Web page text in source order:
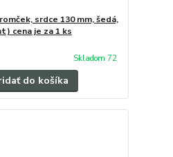
srdce 130 mm, šedá,
cena je za 1 ks
Skladom 72
do košíka